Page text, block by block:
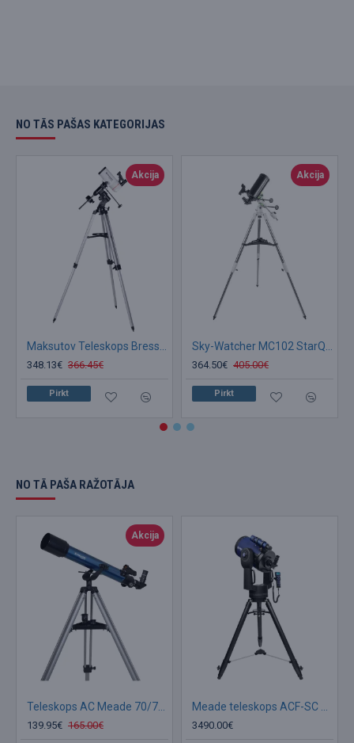
NO TĀS PAŠAS KATEGORIJAS
Akcija
348.13€ 366.45€
Pirkt
Akcija
364.50€ 405.00€
Pirkt
NO TĀ PAŠA RAŽOTĀJA
Akcija
139.95€ 165.00€ 3490.00€